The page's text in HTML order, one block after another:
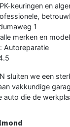
keuringen en
1
merken en
Autoreparatie
sluiten we een
vakkundige
auto die de